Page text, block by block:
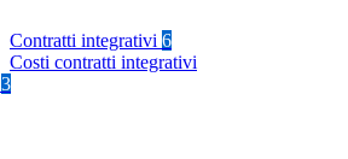
Contratti integrativi 6
Costi contratti integrativi
3